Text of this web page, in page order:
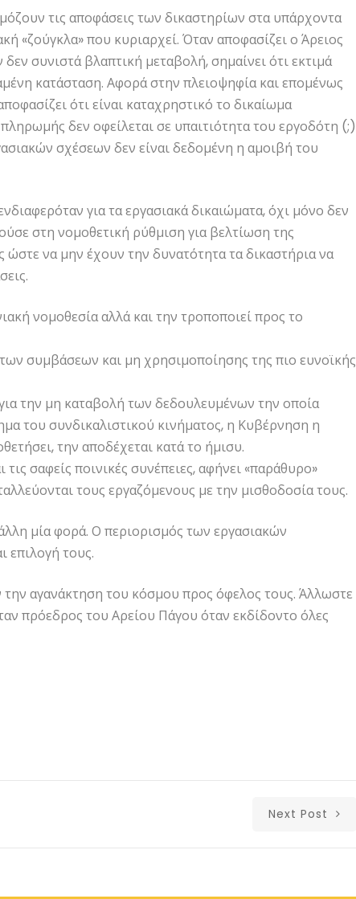
τις αποφάσεις των δικαστηρίων στα υπάρχοντα
«ζούγκλα» που κυριαρχεί. Όταν αποφασίζει ο Άρειος
συνιστά βλαπτική μεταβολή, σημαίνει ότι εκτιμά
κατάσταση. Αφορά στην πλειοψηφία και επομένως
ότι είναι καταχρηστικό το δικαίωμα
δεν οφείλεται σε υπαιτιότητα του εργοδότη (;)
σχέσεων δεν είναι δεδομένη η αμοιβή του
για τα εργασιακά δικαιώματα, όχι μόνο δεν
στη νομοθετική ρύθμιση για βελτίωση της
να μην έχουν την δυνατότητα τα δικαστήρια να
νομοθεσία αλλά και την τροποποιεί προς το
συμβάσεων και μη χρησιμοποίησης της πιο ευνοϊκής
την μη καταβολή των δεδουλευμένων την οποία
του συνδικαλιστικού κινήματος, η Κυβέρνηση η
την αποδέχεται κατά το ήμισυ.
σαφείς ποινικές συνέπειες, αφήνει «παράθυρο»
τους εργαζόμενους με την μισθοδοσία τους.
μία φορά. Ο περιορισμός των εργασιακών
επιλογή τους.
αγανάκτηση του κόσμου προς όφελος τους. Άλλωστε
πρόεδρος του Αρείου Πάγου όταν εκδίδοντο όλες
Next Post